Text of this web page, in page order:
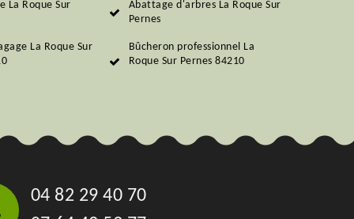
La Roque Sur
Abattage d'arbres La Roque Sur
Pernes
La Roque Sur
Bûcheron professionnel La
Roque Sur Pernes 84210
04 82 29 40 70